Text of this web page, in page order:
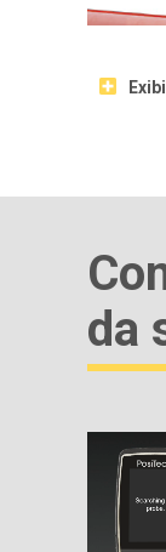
da